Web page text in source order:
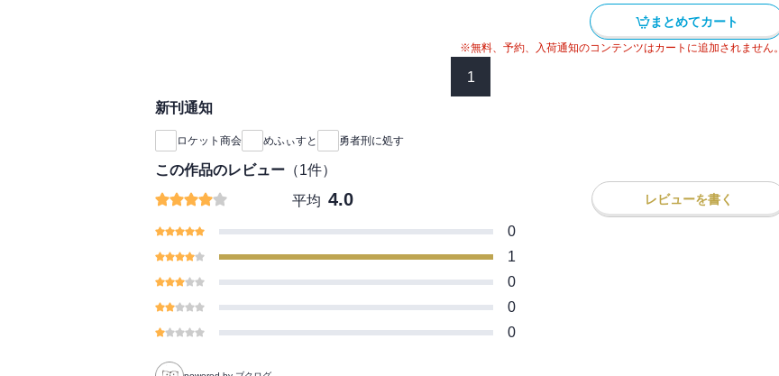
ら魔王現象側の軍勢の指揮や古代遺跡の探索を命じられたザイロ
は、やがて訪れた《始祖の門》で魔王現象を呼び出す存在、ティ
ル・ナ・ノーグの真実を知る。 ――果たして、英雄の帰還は間
に合うのか。戦いは熾烈を極め、決戦の幕が上がる。
まとめてカート
※無料、予約、入荷通知のコンテンツはカートに追加されません。
1
新刊通知
ロケット商会 めふぃすと 勇者刑に処す
この作品のレビュー （1件）
平均 4.0 レビューを書く
0
1
0
0
0